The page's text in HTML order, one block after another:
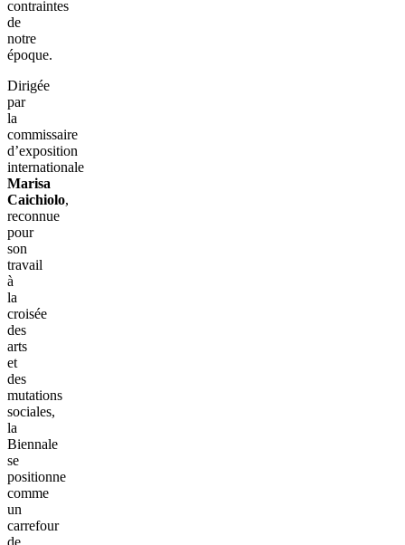
contraintes
de
notre
époque.
Dirigée
par
la
commissaire
d’exposition
internationale
Marisa
Caichiolo,
reconnue
pour
son
travail
à
la
croisée
des
arts
et
des
mutations
sociales,
la
Biennale
se
positionne
comme
un
carrefour